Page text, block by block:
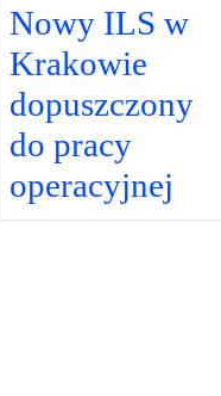
Nowy ILS w
Krakowie
dopuszczony
do pracy
operacyjnej